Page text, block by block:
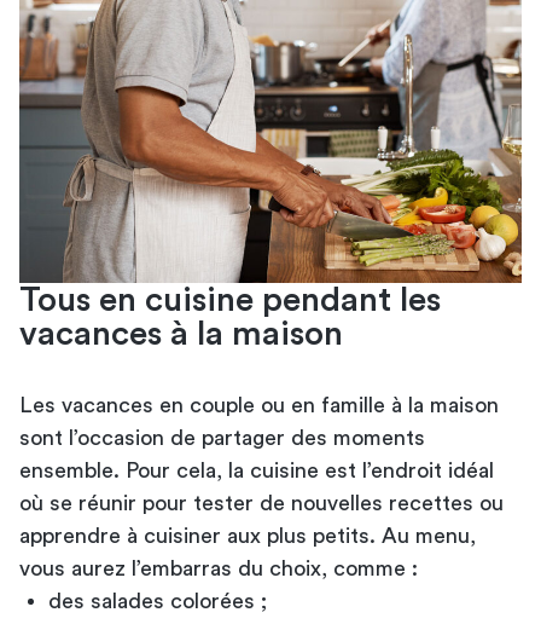
Tous en cuisine pendant les
vacances à la maison
Les vacances en couple ou en famille à la maison
sont l’occasion de partager des moments
ensemble. Pour cela, la cuisine est l’endroit idéal
où se réunir pour tester de nouvelles recettes ou
apprendre à cuisiner aux plus petits. Au menu,
vous aurez l’embarras du choix, comme :
des salades colorées ;